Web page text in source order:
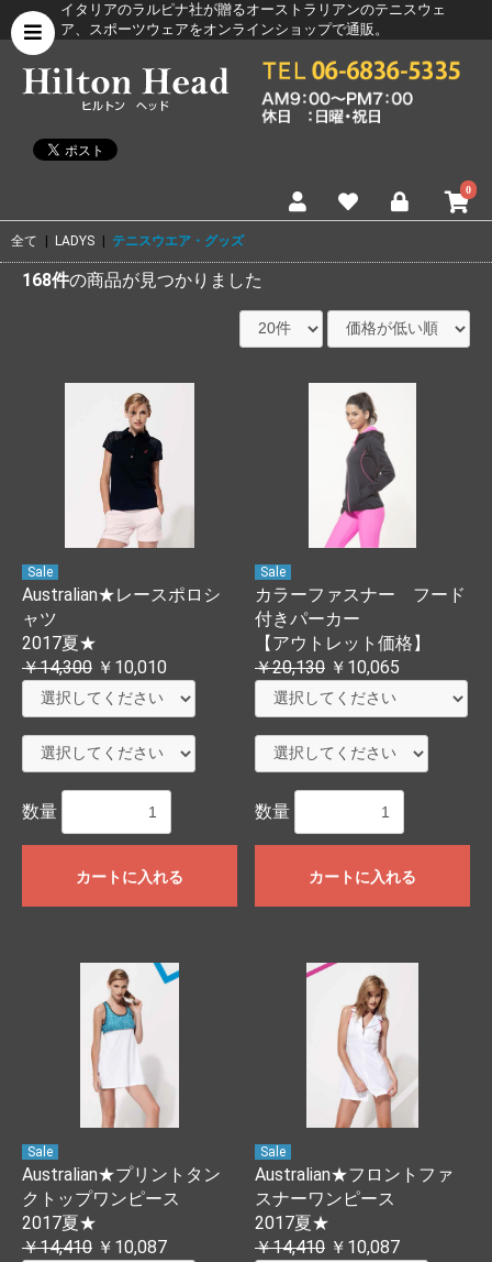
イタリアのラルピナ社が贈るオーストラリアンのテニスウェ
ア、スポーツウェアをオンラインショップで通販。
0
全て LADYS テニスウエア・グッズ
168件の商品が見つかりました
Sale
Australian★レースポロシ
ャツ
2017夏★
￥14,300 ￥10,010
数量
カートに入れる
Sale
カラーファスナー フード
付きパーカー
【アウトレット価格】
￥20,130 ￥10,065
数量
カートに入れる
Sale
Australian★プリントタン
クトップワンピース
2017夏★
￥14,410 ￥10,087
Sale
Australian★フロントファ
スナーワンピース
2017夏★
￥14,410 ￥10,087